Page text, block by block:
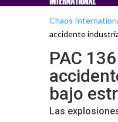
Chaos
accidente
PAC
bajo
Las